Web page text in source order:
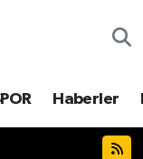
Haberler